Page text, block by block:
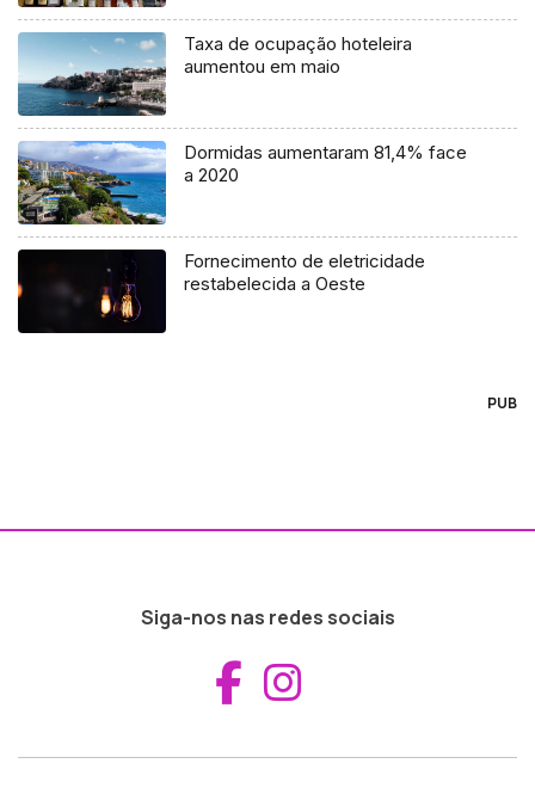
Taxa de ocupação hoteleira
aumentou em maio
Dormidas aumentaram 81,4% face
a 2020
Fornecimento de eletricidade
restabelecida a Oeste
PUB
Siga-nos nas redes sociais
Aceder ao